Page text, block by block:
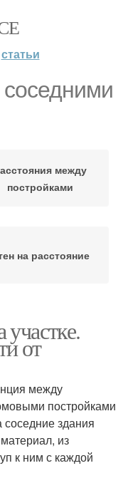
статьи
между
постройками
на расстояние
от
между
постройками
здания
из
к ним с каждой